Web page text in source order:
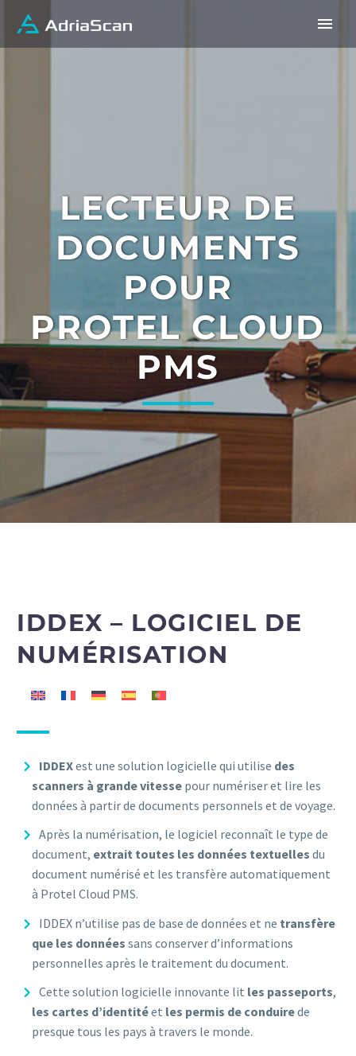
LECTEUR DE
DOCUMENTS
POUR
PROTEL CLOUD
PMS
IDDEX – LOGICIEL DE
NUMÉRISATION
IDDEXest une solution logicielle qui utilise des
scanners à grande vitesse pour numériser et lire les
données à partir de documents personnels et de voyage.
Après la numérisation, le logiciel reconnaît le type de
document, extrait toutes les données textuelles du
document numérisé et les transfère automatiquement
à Protel Cloud PMS.
IDDEX n’utilise pas de base de données et ne transfère
que les données sans conserver d’informations
personnelles après le traitement du document.
Cette solution logicielle innovante lit les passeports,
les cartes d’identitéet les permis de conduirede
presque tous les pays à travers le monde.